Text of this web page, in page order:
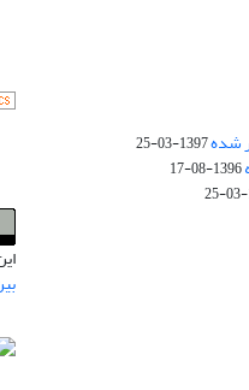
شده1397-03-25
1396-08-17